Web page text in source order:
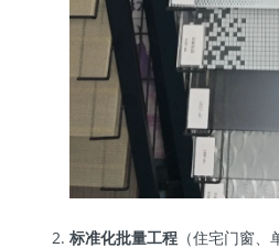
标准化批量工程 （住宅门窗